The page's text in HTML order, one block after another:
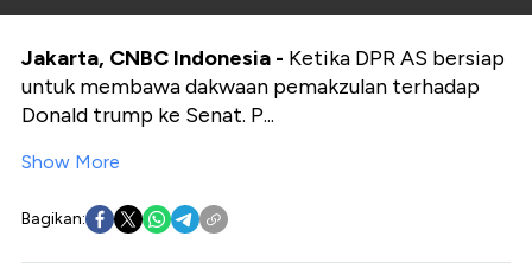
Jakarta, CNBC Indonesia - Ketika DPR AS bersiap
untuk membawa dakwaan pemakzulan terhadap
Donald trump ke Senat. P...
Show More
Bagikan: